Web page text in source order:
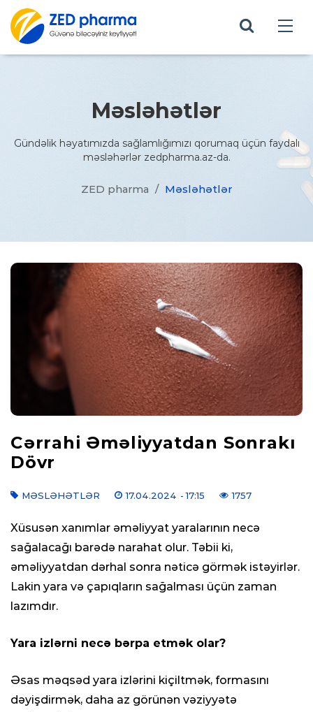
Məsləhətlər
Gündəlik həyatımızda sağlamlığımızı qorumaq üçün faydalı
məsləhərlər zedpharma.az-da.
ZED pharma / Məsləhətlər
Cərrahi Əməliyyatdan Sonrakı
Dövr
MƏSLƏHƏTLƏR 17.04.2024 - 17:15 1757
Xüsusən xanımlar əməliyyat yaralarının necə
sağalacağı barədə narahat olur. Təbii ki,
əməliyyatdan dərhal sonra nəticə görmək istəyirlər.
Lakin yara və çapıqların sağalması üçün zaman
lazımdır.
Yara izlərni necə bərpa etmək olar?
Əsas məqsəd yara izlərini kiçiltmək, formasını
dəyişdirmək, daha az görünən vəziyyətə